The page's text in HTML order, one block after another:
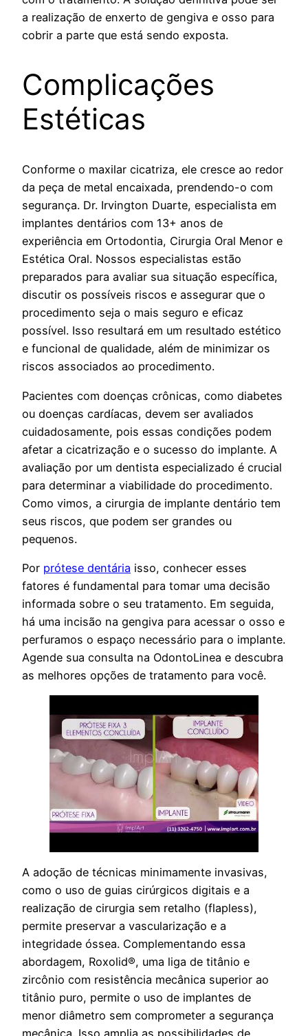
a realização de enxerto de gengiva e osso para
cobrir a parte que está sendo exposta.
Complicações
Estéticas
Conforme o maxilar cicatriza, ele cresce ao redor
da peça de metal encaixada, prendendo-o com
segurança. Dr. Irvington Duarte, especialista em
implantes dentários com 13+ anos de
experiência em Ortodontia, Cirurgia Oral Menor e
Estética Oral. Nossos especialistas estão
preparados para avaliar sua situação específica,
discutir os possíveis riscos e assegurar que o
procedimento seja o mais seguro e eficaz
possível. Isso resultará em um resultado estético
e funcional de qualidade, além de minimizar os
riscos associados ao procedimento.
Pacientes com doenças crônicas, como diabetes
ou doenças cardíacas, devem ser avaliados
cuidadosamente, pois essas condições podem
afetar a cicatrização e o sucesso do implante. A
avaliação por um dentista especializado é crucial
para determinar a viabilidade do procedimento.
Como vimos, a cirurgia de implante dentário tem
seus riscos, que podem ser grandes ou
pequenos.
Por prótese dentária isso, conhecer esses
fatores é fundamental para tomar uma decisão
informada sobre o seu tratamento. Em seguida,
há uma incisão na gengiva para acessar o osso e
perfuramos o espaço necessário para o implante.
Agende sua consulta na OdontoLinea e descubra
as melhores opções de tratamento para você.
A adoção de técnicas minimamente invasivas,
como o uso de guias cirúrgicos digitais e a
realização de cirurgia sem retalho (flapless),
permite preservar a vascularização e a
integridade óssea. Complementando essa
abordagem, Roxolid®, uma liga de titânio e
zircônio com resistência mecânica superior ao
titânio puro, permite o uso de implantes de
menor diâmetro sem comprometer a segurança